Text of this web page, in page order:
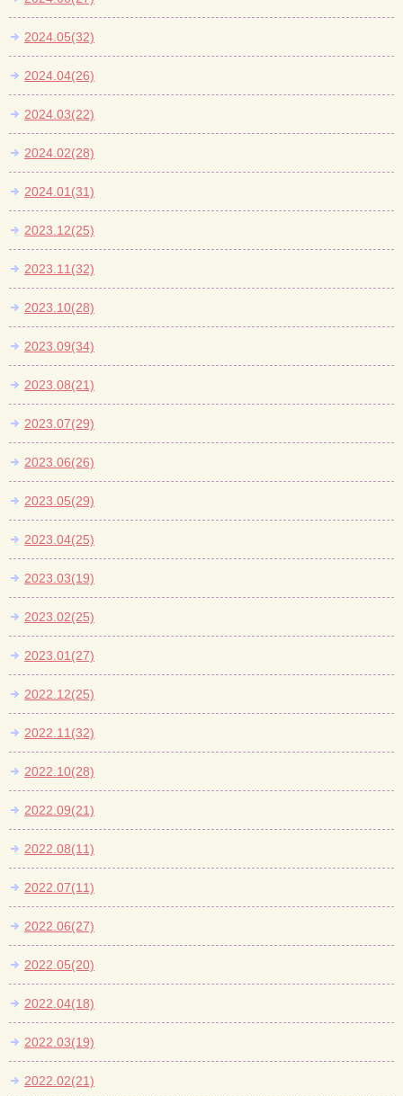
2024.05(32)
2024.04(26)
2024.03(22)
2024.02(28)
2024.01(31)
2023.12(25)
2023.11(32)
2023.10(28)
2023.09(34)
2023.08(21)
2023.07(29)
2023.06(26)
2023.05(29)
2023.04(25)
2023.03(19)
2023.02(25)
2023.01(27)
2022.12(25)
2022.11(32)
2022.10(28)
2022.09(21)
2022.08(11)
2022.07(11)
2022.06(27)
2022.05(20)
2022.04(18)
2022.03(19)
2022.02(21)